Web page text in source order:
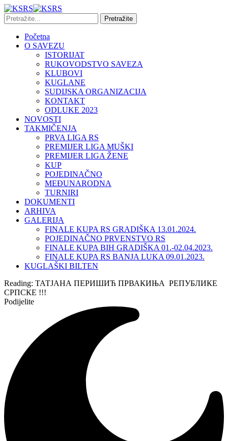
Početna
O SAVEZU
ISTORIJAT
RUKOVODSTVO SAVEZA
KLUBOVI
KUGLANE
SUDIJSKA ORGANIZACIJA
KONTAKT
ODLUKE 2023
NOVOSTI
TAKMIČENJA
PRVA LIGA RS
PREMIJER LIGA MUŠKI
PREMIJER LIGA ŽENE
KUP
POJEDINAČNO
MEĐUNARODNA
TURNIRI
DOKUMENTI
ARHIVA
GALERIJA
FINALE KUPA RS GRADIŠKA 13.01.2024.
POJEDINAČNO PRVENSTVO RS
FINALE KUPA BIH GRADIŠKA 01.-02.04.2023.
FINALE KUPA RS BANJA LUKA 09.01.2023.
KUGLAŠKI BILTEN
Reading: ТАТЈАНА ПЕРИШИЋ ПРВАКИЊА РЕПУБЛИКЕ
СРПСКЕ !!!
Podijelite